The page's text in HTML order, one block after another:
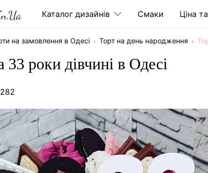
Каталог дизайнів Cмаки Ціна
на замовлення в Одесі Торт на день народження
33 роки дівчині в Одесі